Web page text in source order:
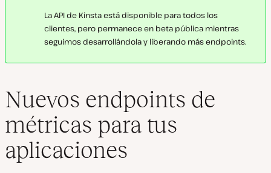
La API de Kinsta está disponible para todos los
clientes, pero permanece en beta pública mientras
seguimos desarrollándola y liberando más endpoints.
Nuevos endpoints de
métricas para tus
aplicaciones